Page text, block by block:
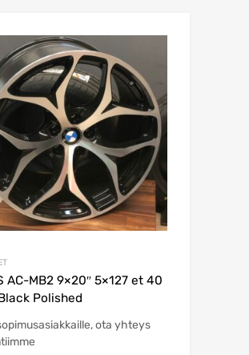
AC-MB2 9×20″ 5×127 et 40
Polished
ota yhteys